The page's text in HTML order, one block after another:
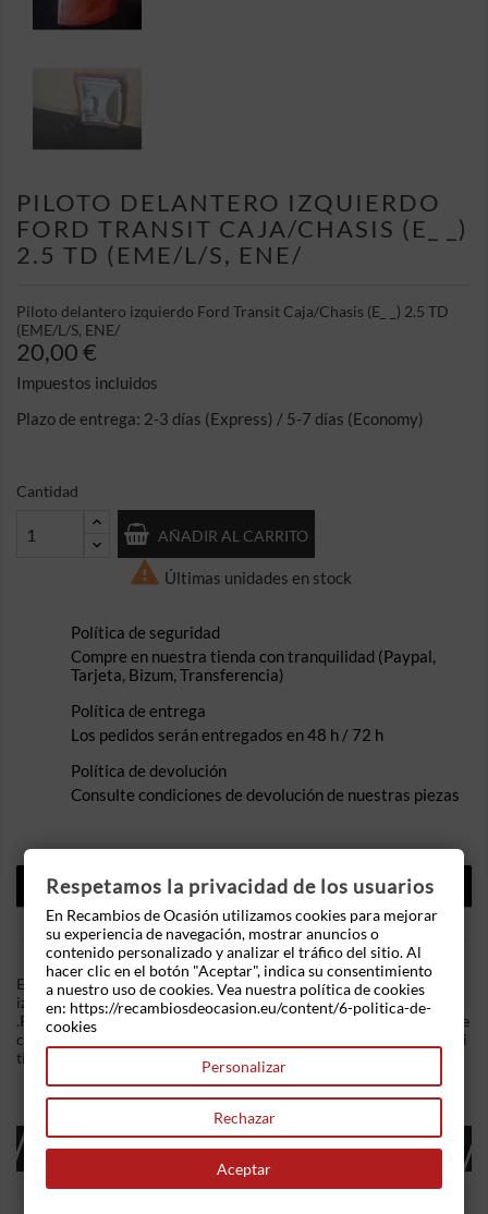
PILOTO DELANTERO IZQUIERDO
FORD TRANSIT CAJA/CHASIS (E_ _)
2.5 TD (EME/L/S, ENE/
Piloto delantero izquierdo Ford Transit Caja/Chasis (E_ _) 2.5 TD
(EME/L/S, ENE/
20,00 €
Impuestos incluidos
Plazo de entrega: 2-3 días (Express) / 5-7 días (Economy)
Cantidad
AÑADIR AL CARRITO
 Últimas unidades en stock
Política de seguridad
Compre en nuestra tienda con tranquilidad (Paypal,
Tarjeta, Bizum, Transferencia)
Política de entrega
Los pedidos serán entregados en 48 h / 72 h
Política de devolución
Consulte condiciones de devolución de nuestras piezas
DESCRIPCIÓN
DETALLES DEL PRODUCTO
En Recambios de Ocasion disponemos de Piloto delantero
izquierdo Ford Transit Caja/Chasis (E_ _) 2.5 TD (EME/L/S, ENE/
.Referencia Interna: 06061137258426. Piloto de intermitente de
color naranja ámbar . Ademas, disponemos de mas recambios, si
tiene cualquier duda consultenos.
16 OTROS PRODUCTOS EN LA MISMA
CATEGORÍA:
Respetamos la privacidad de los usuarios
En Recambios de Ocasión utilizamos cookies para mejorar
su experiencia de navegación, mostrar anuncios o
contenido personalizado y analizar el tráfico del sitio. Al
hacer clic en el botón "Aceptar", indica su consentimiento
a nuestro uso de cookies. Vea nuestra política de cookies
en: https://recambiosdeocasion.eu/content/6-politica-de-
cookies
Personalizar
Rechazar
Aceptar